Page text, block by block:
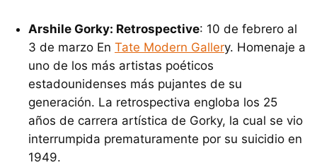
Arshile Gorky: Retrospective: 10 de febrero al
3 de marzo En Tate Modern Gallery. Homenaje a
uno de los más artistas poéticos
estadounidenses más pujantes de su
generación. La retrospectiva engloba los 25
años de carrera artística de Gorky, la cual se vio
interrumpida prematuramente por su suicidio en
1949.